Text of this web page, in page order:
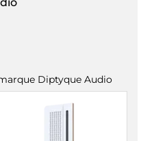
Diptyque Audio